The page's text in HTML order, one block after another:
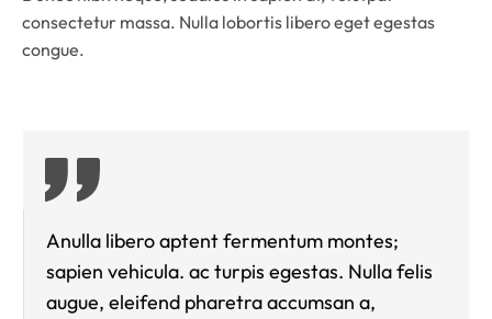
consectetur massa. Nulla lobortis libero eget egestas
congue.
Anulla libero aptent fermentum montes;
sapien vehicula. ac turpis egestas. Nulla felis
augue, eleifend pharetra accumsan a,